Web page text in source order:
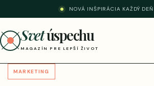
NOVÁ INŠPIRÁCIA KAŽDÝ DEŇ
Svetúspechu
MAGAZÍN PRE LEPŠÍ ŽIVOT
MARKETING